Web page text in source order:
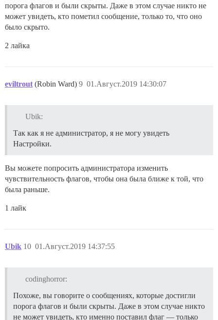
порога флагов и были скрыты. Даже в этом случае никто не
может увидеть, кто пометил сообщение, только то, что оно
было скрыто.
2 лайка
eviltrout (Robin Ward) 01.Август.2019 14:30:07
9
Ubik:
Так как я не администратор, я не могу увидеть
Настройки.
Вы можете попросить администратора изменить
чувствительность флагов, чтобы она была ближе к той, что
была раньше.
1 лайк
Ubik 01.Август.2019 14:37:55
10
codinghorror:
Похоже, вы говорите о сообщениях, которые достигли
порога флагов и были скрыты. Даже в этом случае никто
не может увидеть, кто именно поставил флаг — только